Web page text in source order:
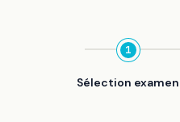
1
Sélection examen